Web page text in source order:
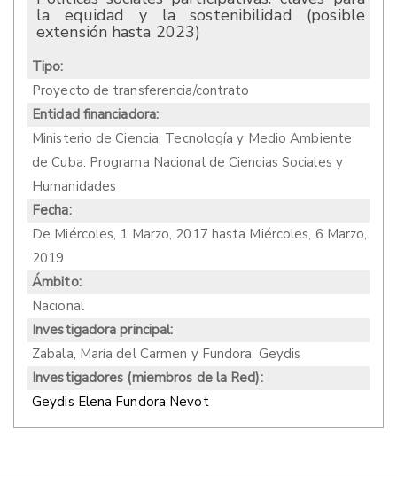
la equidad y la sostenibilidad (posible
extensión hasta 2023)
Tipo:
Proyecto de transferencia/contrato
Entidad financiadora:
Ministerio de Ciencia, Tecnología y Medio Ambiente
de Cuba. Programa Nacional de Ciencias Sociales y
Humanidades
Fecha:
De Miércoles, 1 Marzo, 2017 hasta Miércoles, 6 Marzo,
2019
Ámbito:
Nacional
Investigadora principal:
Zabala, María del Carmen y Fundora, Geydis
Investigadores (miembros de la Red):
Geydis Elena Fundora Nevot